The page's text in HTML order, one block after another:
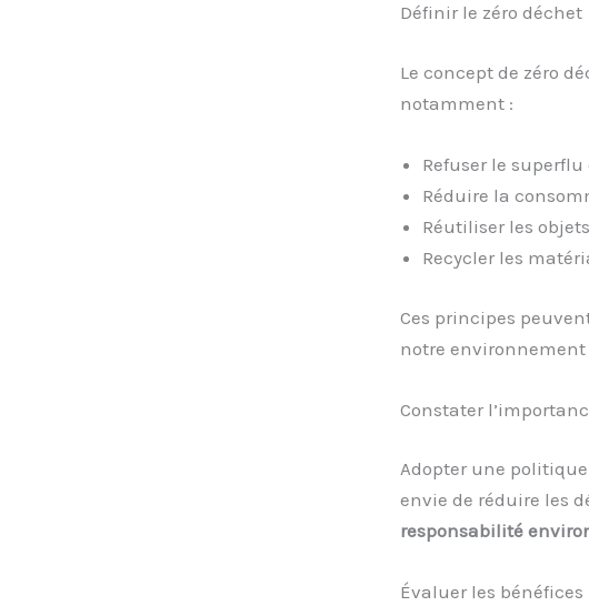
Définir le zéro déchet
Le concept de zéro
notamment :
Refuser le
Réduire la
Réutiliser les
Recycler les
Ces principes
notre
Constater
Adopter une
envie de réduire les
responsabilité
Évaluer les bénéfices